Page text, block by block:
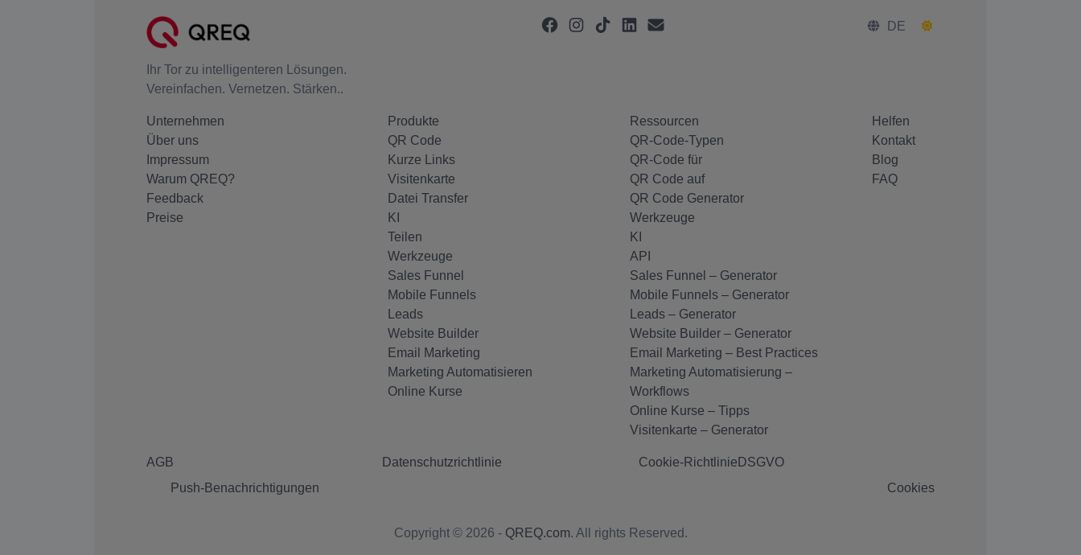
Ihr Tor zu intelligenteren Lösungen.
Vereinfachen. Vernetzen. Stärken..
DE
Unternehmen
Über uns
Impressum
Warum QREQ?
Feedback
Preise
Produkte
QR Code
Kurze Links
Visitenkarte
Datei Transfer
KI
Teilen
Werkzeuge
Sales Funnel
Mobile Funnels
Leads
Website Builder
Email Marketing
Marketing Automatisieren
Online Kurse
Ressourcen
QR-Code-Typen
QR-Code für
QR Code auf
QR Code Generator
Werkzeuge
KI
API
Sales Funnel – Generator
Mobile Funnels – Generator
Leads – Generator
Website Builder – Generator
Email Marketing – Best Practices
Marketing Automatisierung –
Workflows
Online Kurse – Tipps
Visitenkarte – Generator
Helfen
Kontakt
Blog
FAQ
AGB Datenschutzrichtlinie Cookie-Richtlinie DSGVO
Push-Benachrichtigungen
Cookies
Copyright © 2026 - QREQ.com. All rights Reserved.